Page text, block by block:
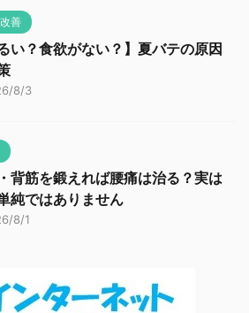
善
るい？食欲がない？】夏バテの原因
8/3
背筋を鍛えれば腰痛は治る？実は
純ではありません
8/1